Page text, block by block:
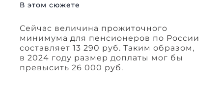
В этом сюжете
Сейчас величина прожиточного
минимума для пенсионеров по России
составляет 13 290 руб. Таким образом,
в 2024 году размер доплаты мог бы
превысить 26 000 руб.